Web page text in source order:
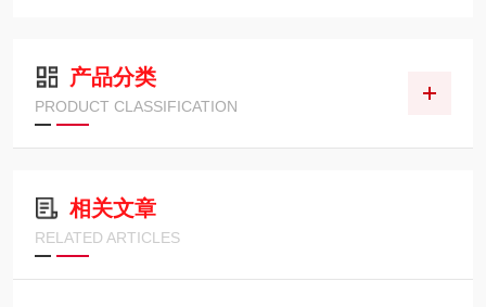
产品分类
PRODUCT CLASSIFICATION
相关文章
RELATED ARTICLES